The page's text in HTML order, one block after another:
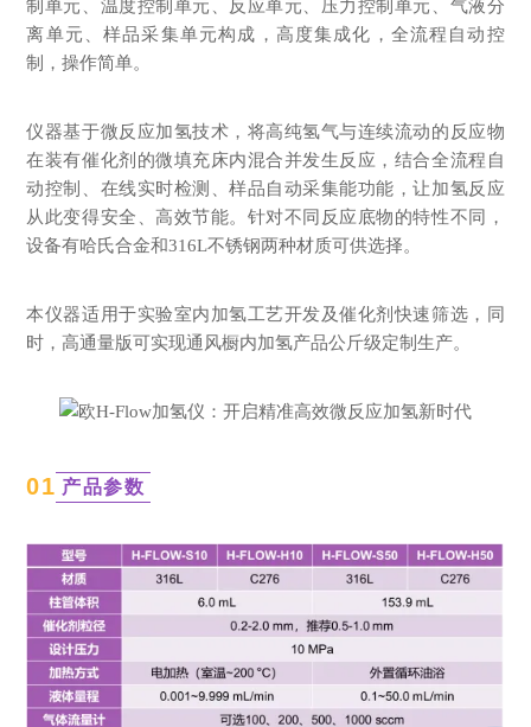
制单元、温度控制单元、反应单元、压力控制单元、气液分
离单元、样品采集单元构成，高度集成化，全流程自动控
制，操作简单。
仪器基于微反应加氢技术，将高纯氢气与连续流动的反应物
在装有催化剂的微填充床内混合并发生反应，结合全流程自
动控制、在线实时检测、样品自动采集能功能，让加氢反应
从此变得安全、高效节能。针对不同反应底物的特性不同，
设备有哈氏合金和316L不锈钢两种材质可供选择。
本仪器适用于实验室内加氢工艺开发及催化剂快速筛选，同
时，高通量版可实现通风橱内加氢产品公斤级定制生产。
01 产品参数